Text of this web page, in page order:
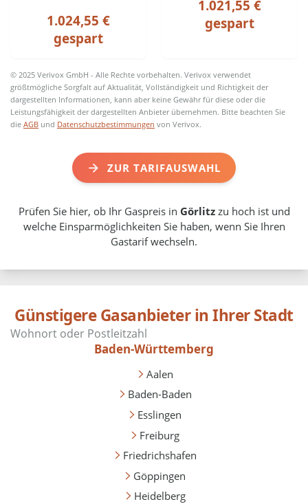
1.024,55 €
gespart
1.021,55 €
gespart
© 2025 Verivox GmbH - Alle Rechte vorbehalten. Verivox verwendet
größtmögliche Sorgfalt auf Aktualität, Vollständigkeit und Richtigkeit der
dargestellten Informationen, kann aber keine Gewähr für diese oder die
Leistungsfähigkeit der dargestellten Anbieter übernehmen. Bitte beachten Sie
dieAGB und Datenschutzbestimmungen von Verivox.
ZUR TARIFAUSWAHL
Prüfen Sie hier, ob Ihr Gaspreis in Görlitzzu hoch ist und
welche Einsparmöglichkeiten Sie haben, wenn Sie Ihren
Gastarif wechseln.
Günstigere Gasanbieter in Ihrer Stadt
Baden-Württemberg
Aalen
Baden-Baden
Esslingen
Freiburg
Friedrichshafen
Göppingen
Heidelberg